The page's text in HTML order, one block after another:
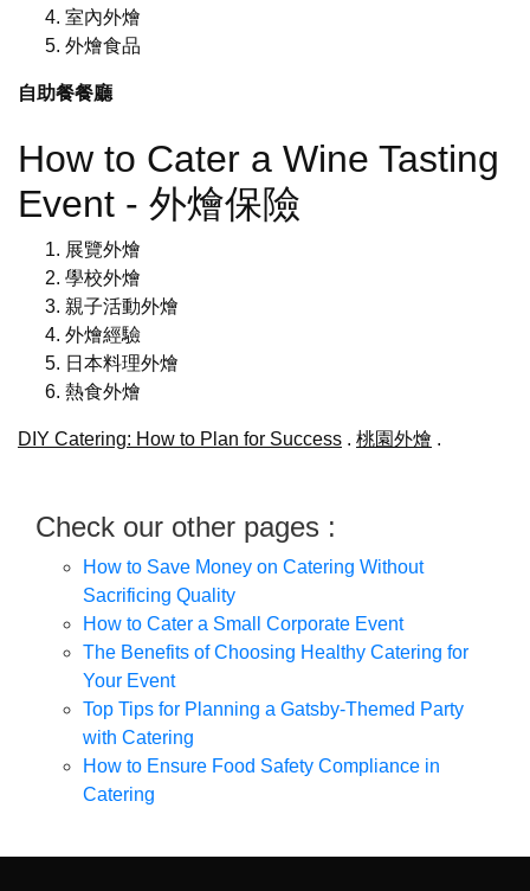
室內外燴
外燴食品
自助餐餐廳
How to Cater a Wine Tasting
Event - 外燴保險
展覽外燴
學校外燴
親子活動外燴
外燴經驗
日本料理外燴
熱食外燴
DIY Catering: How to Plan for Success . 桃園外燴 .
Check our other pages :
How to Save Money on Catering Without
Sacrificing Quality
How to Cater a Small Corporate Event
The Benefits of Choosing Healthy Catering for
Your Event
Top Tips for Planning a Gatsby-Themed Party
with Catering
How to Ensure Food Safety Compliance in
Catering